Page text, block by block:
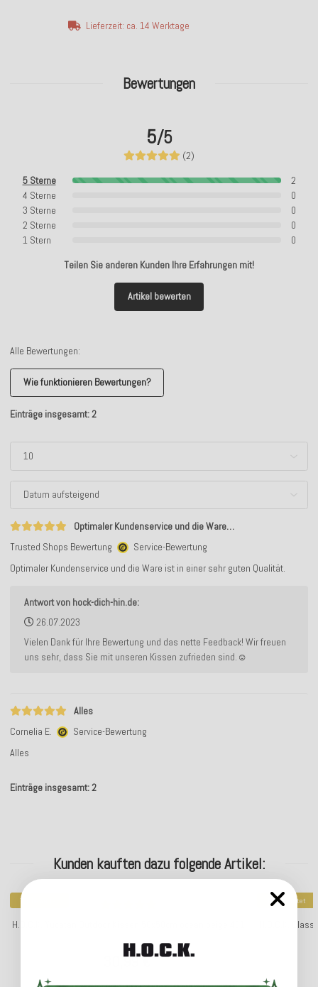
Bewertungen
5/5
(2)
5 Sterne
2
4 Sterne
0
3 Sterne
0
2 Sterne
0
1 Stern
0
Teilen Sie anderen Kunden Ihre Erfahrungen mit!
Artikel bewerten
Alle Bewertungen:
Wie funktionieren Bewertungen?
Einträge insgesamt: 2
Optimaler Kundenservice und die Ware…
Trusted Shops Bewertung
Service-Bewertung
Optimaler Kundenservice und die Ware ist in einer sehr guten Qualität.
Antwort von hock-dich-hin.de:
26.07.2023
Vielen Dank für Ihre Bewertung und das nette Feedback! Wir freuen
uns sehr, dass Sie mit unseren Kissen zufrieden sind.☺️
Alles
Cornelia E.
Service-Bewertung
Alles
Einträge insgesamt: 2
Lieferzeit: ca. 14 Werktage
Kunden kauften dazu folgende Artikel:
Top bewertet
H.O.C.K. Yucatan Outdoor Kissen 50x50cm ocean beige 401
30,99 €*
Top bewertet
H.O.C.K.